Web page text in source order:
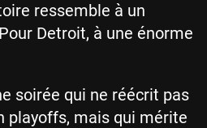
ressemble à un
Detroit, à une énorme
soirée qui ne réécrit pas
playoffs, mais qui mérite